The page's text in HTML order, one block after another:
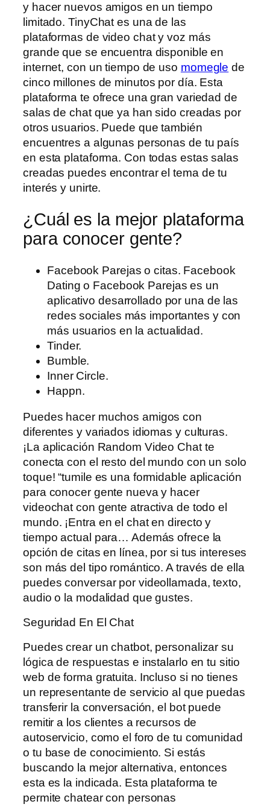
y hacer nuevos amigos en un tiempo
limitado. TinyChat es una de las
plataformas de video chat y voz más
grande que se encuentra disponible en
internet, con un tiempo de uso momegle de
cinco millones de minutos por día. Esta
plataforma te ofrece una gran variedad de
salas de chat que ya han sido creadas por
otros usuarios. Puede que también
encuentres a algunas personas de tu país
en esta plataforma. Con todas estas salas
creadas puedes encontrar el tema de tu
interés y unirte.
¿Cuál es la mejor plataforma
para conocer gente?
Facebook Parejas o citas. Facebook
Dating o Facebook Parejas es un
aplicativo desarrollado por una de las
redes sociales más importantes y con
más usuarios en la actualidad.
Tinder.
Bumble.
Inner Circle.
Happn.
Puedes hacer muchos amigos con
diferentes y variados idiomas y culturas.
¡La aplicación Random Video Chat te
conecta con el resto del mundo con un solo
toque! “tumile es una formidable aplicación
para conocer gente nueva y hacer
videochat con gente atractiva de todo el
mundo. ¡Entra en el chat en directo y
tiempo actual para… Además ofrece la
opción de citas en línea, por si tus intereses
son más del tipo romántico. A través de ella
puedes conversar por videollamada, texto,
audio o la modalidad que gustes.
Seguridad En El Chat
Puedes crear un chatbot, personalizar su
lógica de respuestas e instalarlo en tu sitio
web de forma gratuita. Incluso si no tienes
un representante de servicio al que puedas
transferir la conversación, el bot puede
remitir a los clientes a recursos de
autoservicio, como el foro de tu comunidad
o tu base de conocimiento. Si estás
buscando la mejor alternativa, entonces
esta es la indicada. Esta plataforma te
permite chatear con personas